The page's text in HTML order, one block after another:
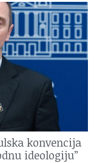
konvencija
ideologiju”